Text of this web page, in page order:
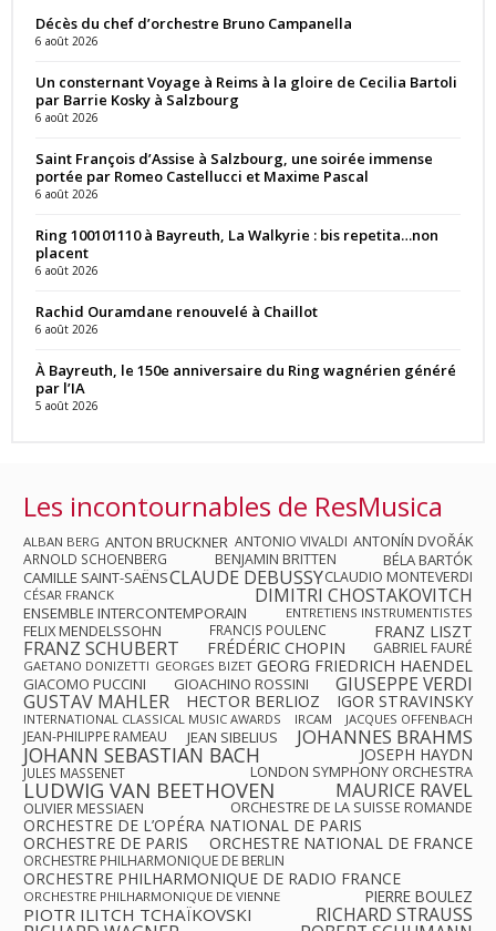
Décès du chef d’orchestre Bruno Campanella
6 août 2026
Un consternant Voyage à Reims à la gloire de Cecilia Bartoli
par Barrie Kosky à Salzbourg
6 août 2026
Saint François d’Assise à Salzbourg, une soirée immense
portée par Romeo Castellucci et Maxime Pascal
6 août 2026
Ring 100101110 à Bayreuth, La Walkyrie : bis repetita…non
placent
6 août 2026
Rachid Ouramdane renouvelé à Chaillot
6 août 2026
À Bayreuth, le 150e anniversaire du Ring wagnérien généré
par l’IA
5 août 2026
Les incontournables de ResMusica
ALBAN BERG ANTON BRUCKNER ANTONIO VIVALDI ANTONÍN DVOŘÁK
ARNOLD SCHOENBERG
BENJAMIN BRITTEN
BÉLA BARTÓK
CAMILLE SAINT-SAËNSCLAUDE DEBUSSYCLAUDIO MONTEVERDI
CÉSAR FRANCK DIMITRI CHOSTAKOVITCH
ENSEMBLE INTERCONTEMPORAIN ENTRETIENS INSTRUMENTISTES
FELIX MENDELSSOHN FRANCIS POULENC FRANZ LISZT
FRANZ SCHUBERT FRÉDÉRIC CHOPIN GABRIEL FAURÉ
GAETANO DONIZETTI GEORGES BIZET GEORG FRIEDRICH HAENDEL
GIACOMO PUCCINI GIOACHINO ROSSINI GIUSEPPE VERDI
GUSTAV MAHLER HECTOR BERLIOZ IGOR STRAVINSKY
INTERNATIONAL CLASSICAL MUSIC AWARDS IRCAM JACQUES OFFENBACH
JEAN-PHILIPPE RAMEAU JEAN SIBELIUS JOHANNES BRAHMS
JOHANN SEBASTIAN BACH JOSEPH HAYDN
JULES MASSENET LONDON SYMPHONY ORCHESTRA
LUDWIG VAN BEETHOVEN MAURICE RAVEL
OLIVIER MESSIAEN ORCHESTRE DE LA SUISSE ROMANDE
ORCHESTRE DE L’OPÉRA NATIONAL DE PARIS
ORCHESTRE DE PARIS
ORCHESTRE NATIONAL DE FRANCE
ORCHESTRE PHILHARMONIQUE DE BERLIN
ORCHESTRE PHILHARMONIQUE DE RADIO FRANCE
ORCHESTRE PHILHARMONIQUE DE VIENNE PIERRE BOULEZ
PIOTR ILITCH TCHAÏKOVSKI RICHARD STRAUSS